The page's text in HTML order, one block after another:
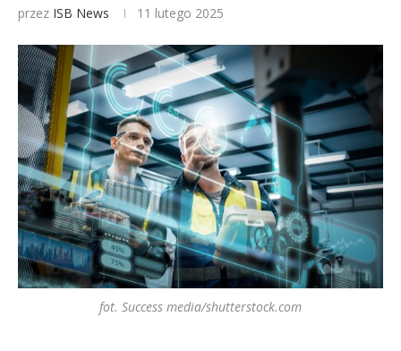
przez ISB News 11 lutego 2025
fot. Success media/shutterstock.com